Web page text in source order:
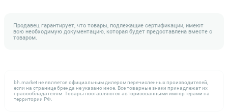
Продавец гарантирует, что товары, подлежащие сертификации, имеют
всю необходимую документацию, которая будет предоставлена вместе с
товаром.
bh.market не является официальным дилером перечисленных производителей,
если на странице бренда не указано иное. Все товарные знаки принадлежат их
правообладателям. Товары поставляются авторизованными импортёрами на
территории РФ.